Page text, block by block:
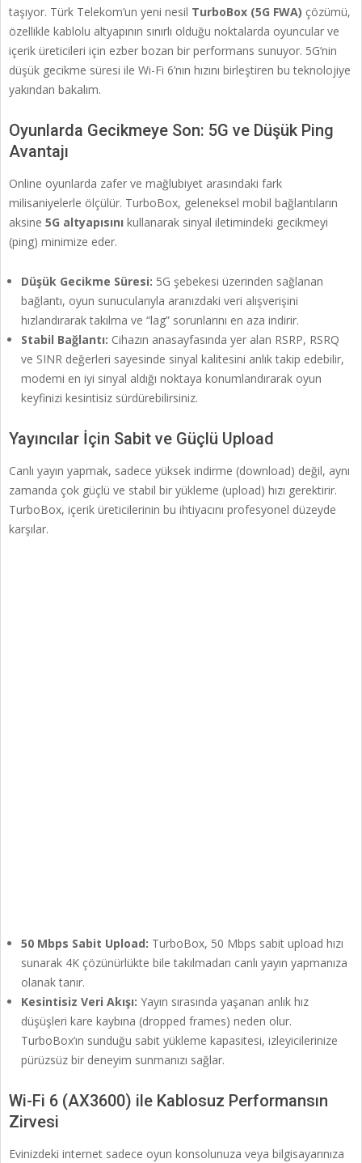
taşıyor. Türk Telekom’un yeni nesil TurboBox (5G FWA) çözümü,
özellikle kablolu altyapının sınırlı olduğu noktalarda oyuncular ve
içerik üreticileri için ezber bozan bir performans sunuyor. 5G’nin
düşük gecikme süresi ile Wi-Fi 6’nın hızını birleştiren bu teknolojiye
yakından bakalım.
Oyunlarda Gecikmeye Son: 5G ve Düşük Ping
Avantajı
Online oyunlarda zafer ve mağlubiyet arasındaki fark
milisaniyelerle ölçülür. TurboBox, geleneksel mobil bağlantıların
aksine 5G altyapısını kullanarak sinyal iletimindeki gecikmeyi
(ping) minimize eder.
Düşük Gecikme Süresi: 5G şebekesi üzerinden sağlanan
bağlantı, oyun sunucularıyla aranızdaki veri alışverişini
hızlandırarak takılma ve “lag” sorunlarını en aza indirir.
Stabil Bağlantı: Cihazın anasayfasında yer alan RSRP, RSRQ
ve SINR değerleri sayesinde sinyal kalitesini anlık takip edebilir,
modemi en iyi sinyal aldığı noktaya konumlandırarak oyun
keyfinizi kesintisiz sürdürebilirsiniz.
Yayıncılar İçin Sabit ve Güçlü Upload
Canlı yayın yapmak, sadece yüksek indirme (download) değil, aynı
zamanda çok güçlü ve stabil bir yükleme (upload) hızı gerektirir.
TurboBox, içerik üreticilerinin bu ihtiyacını profesyonel düzeyde
karşılar.
50 Mbps Sabit Upload: TurboBox, 50 Mbps sabit upload hızı
sunarak 4K çözünürlükte bile takılmadan canlı yayın yapmanıza
olanak tanır.
Kesintisiz Veri Akışı: Yayın sırasında yaşanan anlık hız
düşüşleri kare kaybına (dropped frames) neden olur.
TurboBox’ın sunduğu sabit yükleme kapasitesi, izleyicilerinize
pürüzsüz bir deneyim sunmanızı sağlar.
Wi-Fi 6 (AX3600) ile Kablosuz Performansın
Zirvesi
Evinizdeki internet sadece oyun konsolunuza veya bilgisayarınıza